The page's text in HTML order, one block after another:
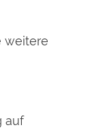
weitere
auf